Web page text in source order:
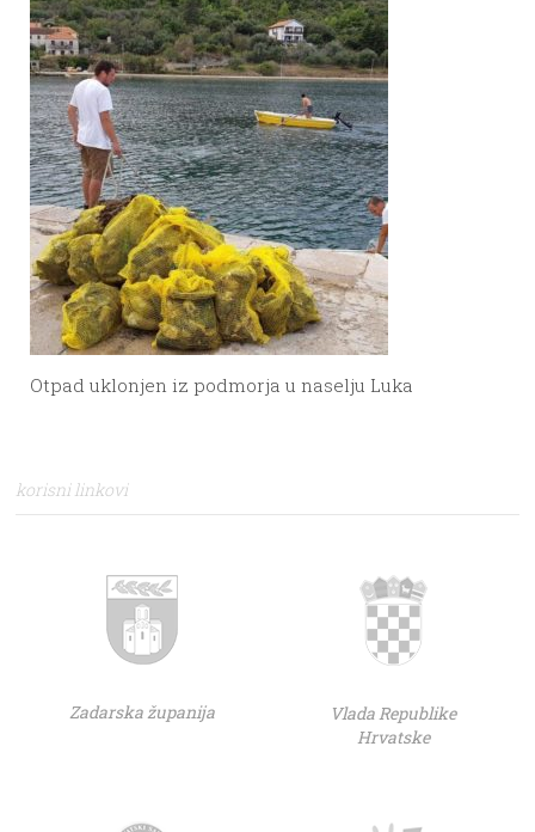
Otpad uklonjen iz podmorja u naselju Luka
korisni linkovi
Zadarska županija
Vlada Republike
Hrvatske